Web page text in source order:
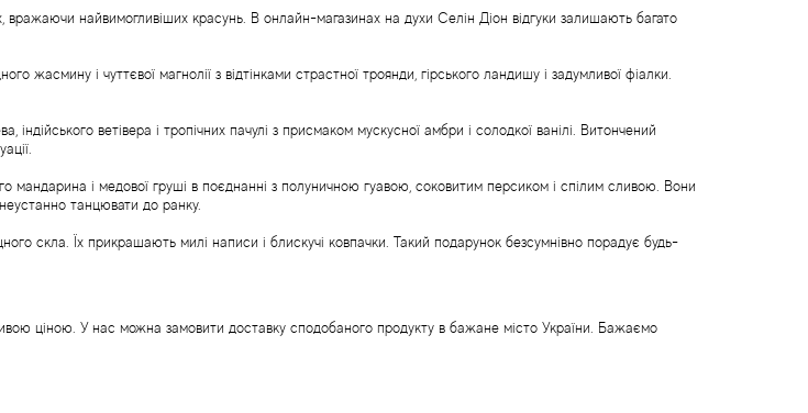
вражаючи найвимогливіших красунь. В онлайн-магазинах на духи Селін Діон відгуки залишають багато
жасмину і чуттєвої магнолії з відтінками страстної троянди, гірського ландишу і задумливої фіалки.
ветівера і тропічних пачулі з присмаком мускусної амбри і солодкої ванілі. Витончений
мандарина і медової груші в поєднанні з полуничною гуавою, соковитим персиком і спілим сливою. Вони
танцювати до ранку.
скла. Їх прикрашають милі написи і блискучі ковпачки. Такий подарунок безсумнівно порадує будь-
ціною. У нас можна замовити доставку сподобаного продукту в бажане місто України. Бажаємо